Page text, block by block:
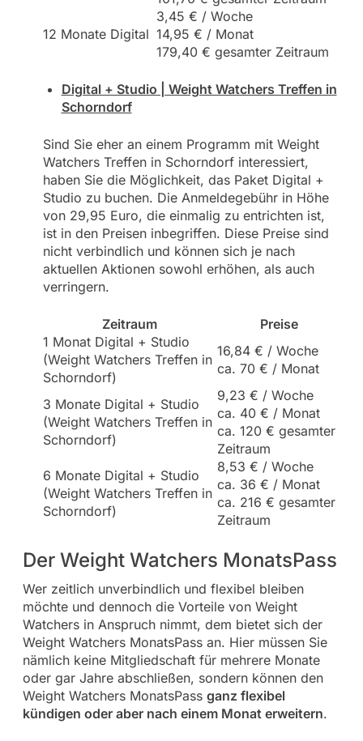
12 Monate Digital
3,45 € / Woche
14,95 € / Monat
179,40 € gesamter Zeitraum
Digital + Studio | Weight Watchers Treffen in
Schorndorf
Sind Sie eher an einem Programm mit Weight
Watchers Treffen in Schorndorf interessiert,
haben Sie die Möglichkeit, das Paket Digital +
Studio zu buchen. Die Anmeldegebühr in Höhe
von 29,95 Euro, die einmalig zu entrichten ist,
ist in den Preisen inbegriffen. Diese Preise sind
nicht verbindlich und können sich je nach
aktuellen Aktionen sowohl erhöhen, als auch
verringern.
Zeitraum
Preise
1 Monat Digital + Studio
(Weight Watchers Treffen in
Schorndorf)
16,84 € / Woche
ca. 70 € / Monat
3 Monate Digital + Studio
(Weight Watchers Treffen in
Schorndorf)
9,23 € / Woche
ca. 40 € / Monat
ca. 120 € gesamter
Zeitraum
6 Monate Digital + Studio
(Weight Watchers Treffen in
Schorndorf)
8,53 € / Woche
ca. 36 € / Monat
ca. 216 € gesamter
Zeitraum
Der Weight Watchers MonatsPass
Wer zeitlich unverbindlich und flexibel bleiben
möchte und dennoch die Vorteile von Weight
Watchers in Anspruch nimmt, dem bietet sich der
Weight Watchers MonatsPass an. Hier müssen Sie
nämlich keine Mitgliedschaft für mehrere Monate
oder gar Jahre abschließen, sondern können den
Weight Watchers MonatsPass ganz flexibel
kündigen oder aber nach einem Monat erweitern.